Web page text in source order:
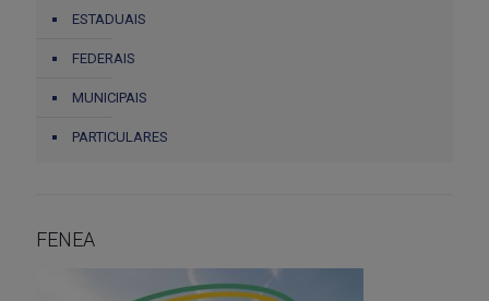
ESTADUAIS
FEDERAIS
MUNICIPAIS
PARTICULARES
FENEA